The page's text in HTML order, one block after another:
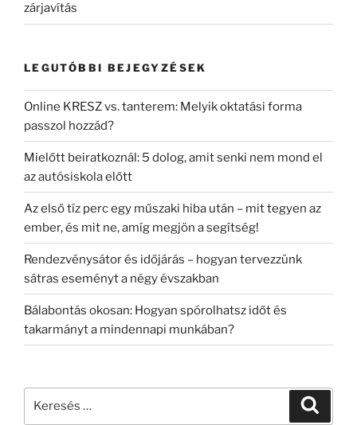
zárjavítás
LEGUTÓBBI BEJEGYZÉSEK
Online KRESZ vs. tanterem: Melyik oktatási forma
passzol hozzád?
Mielőtt beiratkoznál: 5 dolog, amit senki nem mond el
az autósiskola előtt
Az első tíz perc egy műszaki hiba után – mit tegyen az
ember, és mit ne, amíg megjön a segítség!
Rendezvénysátor és időjárás – hogyan tervezzünk
sátras eseményt a négy évszakban
Bálabontás okosan: Hogyan spórolhatsz időt és
takarmányt a mindennapi munkában?